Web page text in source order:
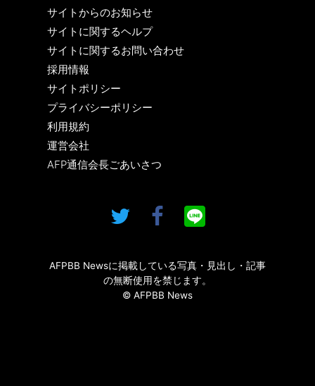
サイトからのお知らせ
サイトに関するヘルプ
サイトに関するお問い合わせ
採用情報
サイトポリシー
プライバシーポリシー
利用規約
運営会社
AFP通信会長ごあいさつ
AFPBB Newsに掲載している写真・見出し・記事
の無断使用を禁じます。
© AFPBB News